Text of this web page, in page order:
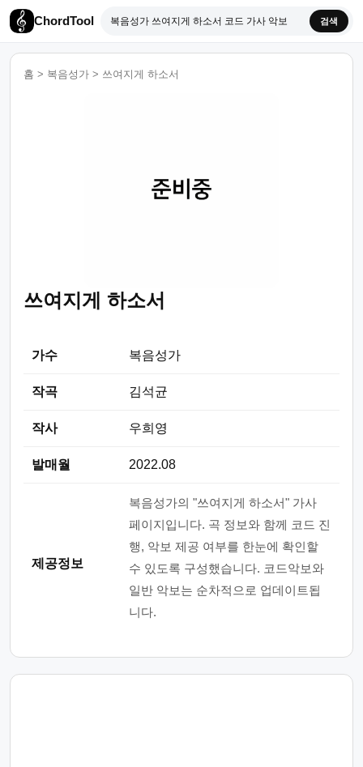
ChordTool 검색
홈 > 복음성가 > 쓰여지게 하소서
쓰여지게 하소서
가수 복음성가
작곡 김석균
작사 우희영
발매월 2022.08
제공정보
복음성가의 "쓰여지게 하소서" 가사
페이지입니다. 곡 정보와 함께 코드 진
행, 악보 제공 여부를 한눈에 확인할
수 있도록 구성했습니다. 코드악보와
일반 악보는 순차적으로 업데이트됩
니다.